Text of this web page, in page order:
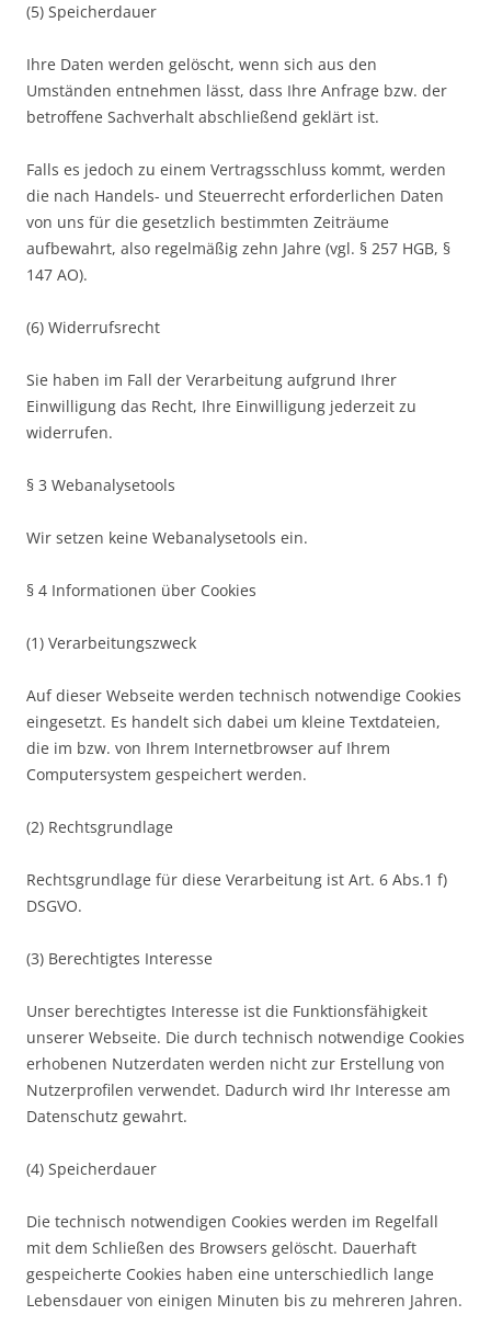
(5) Speicherdauer
Ihre Daten werden gelöscht, wenn sich aus den
Umständen entnehmen lässt, dass Ihre Anfrage bzw. der
betroffene Sachverhalt abschließend geklärt ist.
Falls es jedoch zu einem Vertragsschluss kommt, werden
die nach Handels- und Steuerrecht erforderlichen Daten
von uns für die gesetzlich bestimmten Zeiträume
aufbewahrt, also regelmäßig zehn Jahre (vgl. § 257 HGB, §
147 AO).
(6) Widerrufsrecht
Sie haben im Fall der Verarbeitung aufgrund Ihrer
Einwilligung das Recht, Ihre Einwilligung jederzeit zu
widerrufen.
§ 3 Webanalysetools
Wir setzen keine Webanalysetools ein.
§ 4 Informationen über Cookies
(1) Verarbeitungszweck
Auf dieser Webseite werden technisch notwendige Cookies
eingesetzt. Es handelt sich dabei um kleine Textdateien,
die im bzw. von Ihrem Internetbrowser auf Ihrem
Computersystem gespeichert werden.
(2) Rechtsgrundlage
Rechtsgrundlage für diese Verarbeitung ist Art. 6 Abs.1 f)
DSGVO.
(3) Berechtigtes Interesse
Unser berechtigtes Interesse ist die Funktionsfähigkeit
unserer Webseite. Die durch technisch notwendige Cookies
erhobenen Nutzerdaten werden nicht zur Erstellung von
Nutzerprofilen verwendet. Dadurch wird Ihr Interesse am
Datenschutz gewahrt.
(4) Speicherdauer
Die technisch notwendigen Cookies werden im Regelfall
mit dem Schließen des Browsers gelöscht. Dauerhaft
gespeicherte Cookies haben eine unterschiedlich lange
Lebensdauer von einigen Minuten bis zu mehreren Jahren.